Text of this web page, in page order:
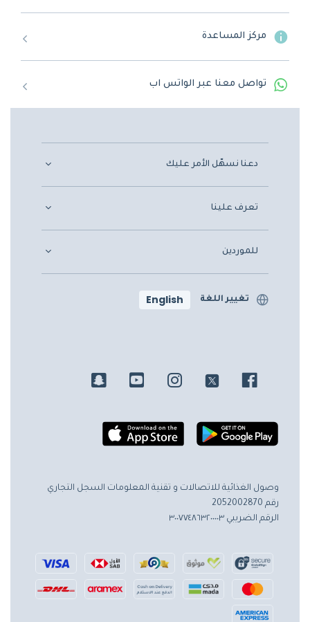
مركز المساعدة
تواصل معنا عبر الواتس اب
دعنا نسهّل الأمر عليك
تعرف علينا
للموردين
تغيير اللغة English
وصول الغذائية للاتصالات و تقنية المعلومات السجل التجاري
رقم 2052002870
الرقم الضريبي ٣٠٠٧٧٤٨٦٣٢٠٠٠٠٣